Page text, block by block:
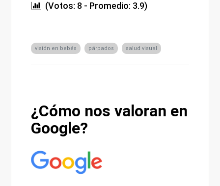
(Votos: 8 - Promedio: 3.9)
visión en bebés párpados salud visual
¿Cómo nos valoran en
Google?